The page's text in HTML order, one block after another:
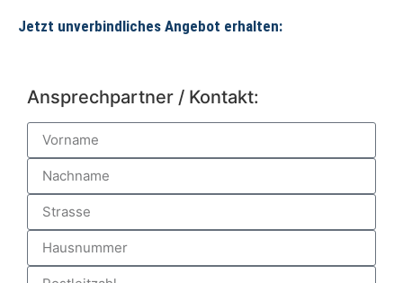
Jetzt unverbindliches Angebot erhalten:
Ansprechpartner / Kontakt: